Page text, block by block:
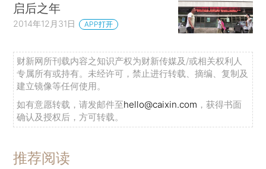
启后之年
2014年12月31日 APP打开
财新网所刊载内容之知识产权为财新传媒及/或相关权利人
专属所有或持有。未经许可，禁止进行转载、摘编、复制及
建立镜像等任何使用。
如有意愿转载，请发邮件至hello@caixin.com ，获得书面
确认及授权后，方可转载。
推荐阅读